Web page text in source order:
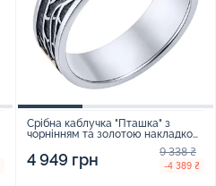
Срібна каблучка "Пташка" з
чорнінням та золотою накладкою
4 949 грн 9 338 ₴
-4 389 ₴